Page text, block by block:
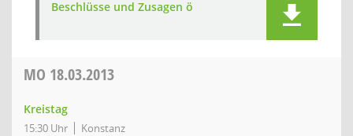
Beschlüsse und Zusagen ö
MO 18.03.2013
Kreistag
15:30 Uhr Konstanz